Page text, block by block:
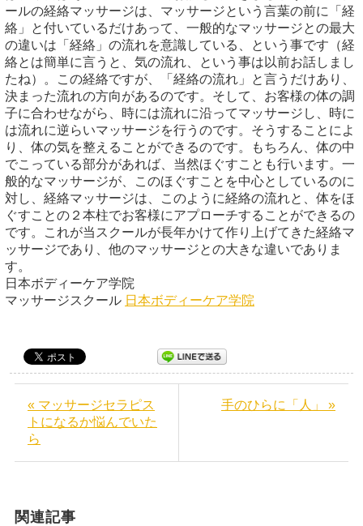
ールの経絡マッサージは、マッサージという言葉の前に「経
絡」と付いているだけあって、一般的なマッサージとの最大
の違いは「経絡」の流れを意識している、という事です（経
絡とは簡単に言うと、気の流れ、という事は以前お話しまし
たね）。この経絡ですが、「経絡の流れ」と言うだけあり、
決まった流れの方向があるのです。そして、お客様の体の調
子に合わせながら、時には流れに沿ってマッサージし、時に
は流れに逆らいマッサージを行うのです。そうすることによ
り、体の気を整えることができるのです。もちろん、体の中
でこっている部分があれば、当然ほぐすことも行います。一
般的なマッサージが、このほぐすことを中心としているのに
対し、経絡マッサージは、このように経絡の流れと、体をほ
ぐすことの２本柱でお客様にアプローチすることができるの
です。これが当スクールが長年かけて作り上げてきた経絡マ
ッサージであり、他のマッサージとの大きな違いでありま
す。
日本ボディーケア学院
マッサージスクール 日本ボディーケア学院
« マッサージセラピス
トになるか悩んでいた
ら
手のひらに「人」 »
関連記事